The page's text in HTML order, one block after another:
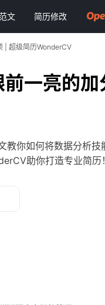
文 简历修改
| 超级简历WonderCV
前一亮的
教你如何将数据分析技
助你打造专业简历！